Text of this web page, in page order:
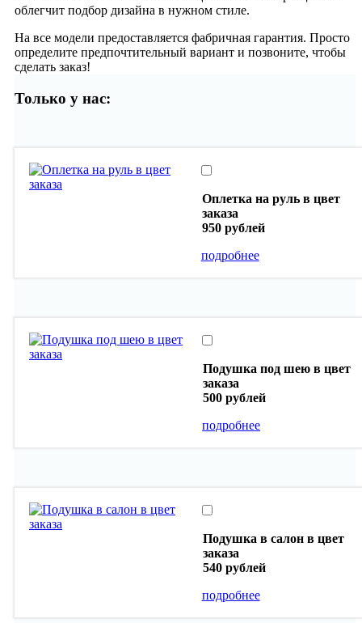
облегчит подбор дизайна в нужном стиле.
На все модели предоставляется фабричная гарантия. Просто
определите предпочтительный вариант и позвоните, чтобы
сделать заказ!
Только у нас:
Оплетка на руль в цвет
заказа
950 рублей
подробнее
Подушка под шею в цвет
заказа
500 рублей
подробнее
Подушка в салон в цвет
заказа
540 рублей
подробнее